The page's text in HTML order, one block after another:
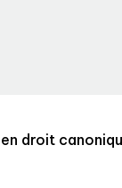
droit